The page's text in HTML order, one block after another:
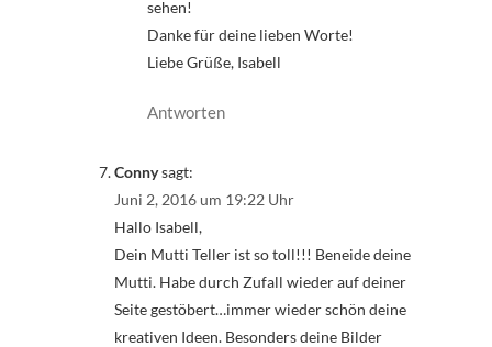
sehen!
Danke für deine lieben Worte!
Liebe Grüße, Isabell
Antworten
Connysagt:
Juni 2, 2016 um 19:22 Uhr
Hallo Isabell,
Dein Mutti Teller ist so toll!!! Beneide deine
Mutti. Habe durch Zufall wieder auf deiner
Seite gestöbert…immer wieder schön deine
kreativen Ideen. Besonders deine Bilder